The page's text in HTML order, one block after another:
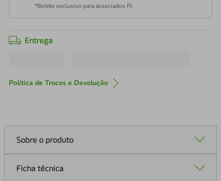
*Boleto exclusivo para associados PJ
Entrega
Política de Trocas e Devolução
Sobre o produto
Ficha técnica